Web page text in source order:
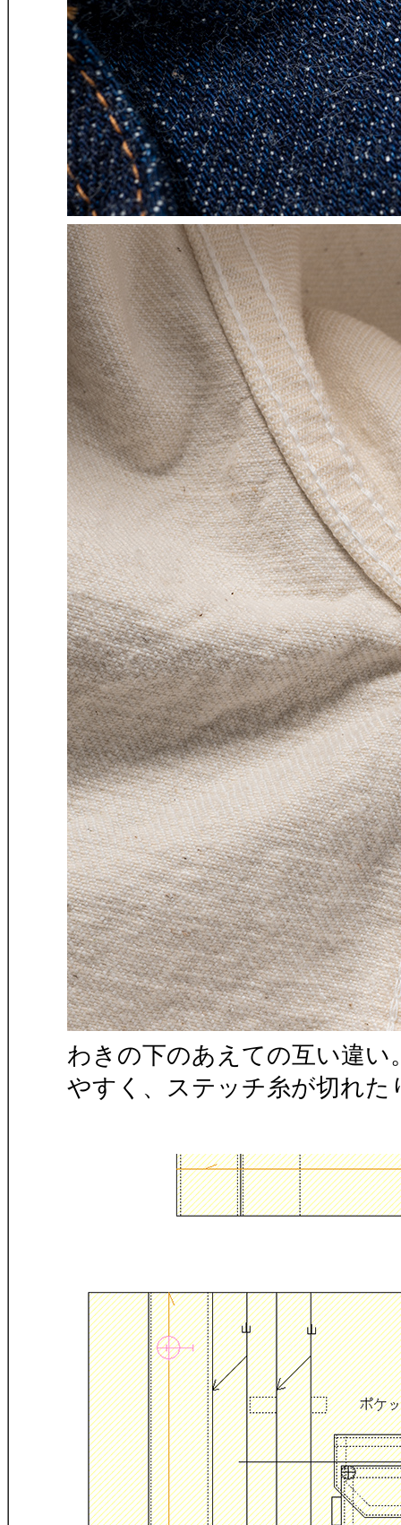
わきの下のあえての互い違
やすく、ステッチ糸が切れ